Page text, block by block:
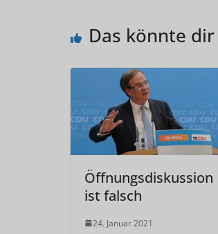
Das könnte
Öffnungsdiskussion
ist falsch
24. Januar 2021